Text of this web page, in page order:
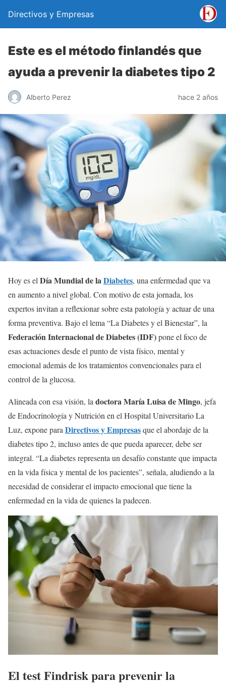
Directivos y Empresas
Este es el método finlandés que
ayuda a prevenir la diabetes tipo 2
Alberto Perez hace 2 años
Hoy es el Día Mundial de la Diabetes, una enfermedad que va
en aumento a nivel global. Con motivo de esta jornada, los
expertos invitan a reflexionar sobre esta patología y actuar de una
forma preventiva. Bajo el lema “La Diabetes y el Bienestar”, la
Federación Internacional de Diabetes (IDF)pone el foco de
esas actuaciones desde el punto de vista físico, mental y
emocional además de los tratamientos convencionales para el
control de la glucosa.
Alineada con esa visión, la doctora María Luisa de Mingo, jefa
de Endocrinología y Nutrición en el Hospital Universitario La
Luz, expone para Directivos y Empresasque el abordaje de la
diabetes tipo 2, incluso antes de que pueda aparecer, debe ser
integral. “La diabetes representa un desafío constante que impacta
en la vida física y mental de los pacientes”, señala, aludiendo a la
necesidad de considerar el impacto emocional que tiene la
enfermedad en la vida de quienes la padecen.
El test Findrisk para prevenir la